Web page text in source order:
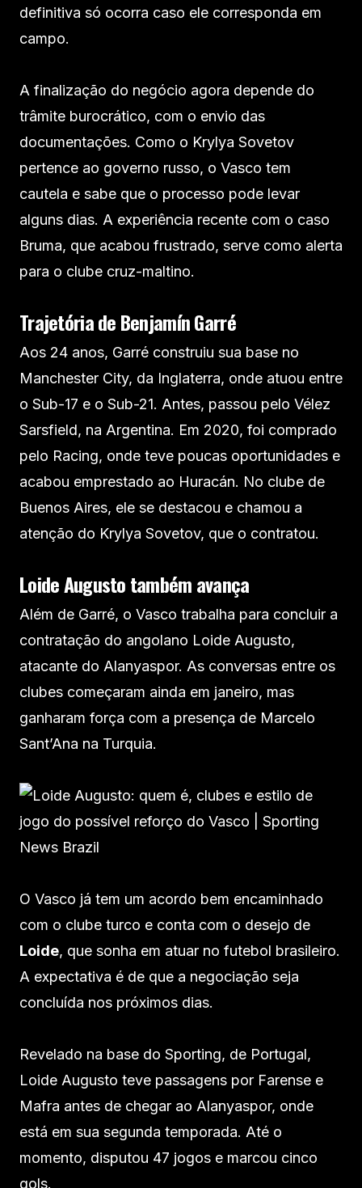
definitiva só ocorra caso ele corresponda em
campo.
A finalização do negócio agora depende do
trâmite burocrático, com o envio das
documentações. Como o Krylya Sovetov
pertence ao governo russo, o Vasco tem
cautela e sabe que o processo pode levar
alguns dias. A experiência recente com o caso
Bruma, que acabou frustrado, serve como alerta
para o clube cruz-maltino.
Trajetória de Benjamín Garré
Aos 24 anos, Garré construiu sua base no
Manchester City, da Inglaterra, onde atuou entre
o Sub-17 e o Sub-21. Antes, passou pelo Vélez
Sarsfield, na Argentina. Em 2020, foi comprado
pelo Racing, onde teve poucas oportunidades e
acabou emprestado ao Huracán. No clube de
Buenos Aires, ele se destacou e chamou a
atenção do Krylya Sovetov, que o contratou.
Loide Augusto também avança
Além de Garré, o Vasco trabalha para concluir a
contratação do angolano Loide Augusto,
atacante do Alanyaspor. As conversas entre os
clubes começaram ainda em janeiro, mas
ganharam força com a presença de Marcelo
Sant’Ana na Turquia.
O Vasco já tem um acordo bem encaminhado
com o clube turco e conta com o desejo de
Loide, que sonha em atuar no futebol brasileiro.
A expectativa é de que a negociação seja
concluída nos próximos dias.
Revelado na base do Sporting, de Portugal,
Loide Augusto teve passagens por Farense e
Mafra antes de chegar ao Alanyaspor, onde
está em sua segunda temporada. Até o
momento, disputou 47 jogos e marcou cinco
gols.